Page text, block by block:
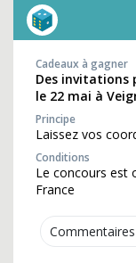
Commentaires
Cadeaux à gagner
Des invitations
le 22 mai à
Principe
Laissez vos
Conditions
Le concours est
France